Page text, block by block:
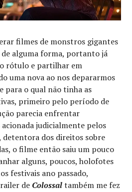
filmes de monstros gigantes
alguma forma, portanto já
rótulo e partilhar em
uma nova ao nos depararmos
para o qual não tinha as
primeiro pelo período de
parecia enfrentar
judicialmente pelos
detentora dos direitos sobre
o filme então saiu um pouco
alguns, poucos, holofotes
festivais ano passado,
de Colossaltambém me fez